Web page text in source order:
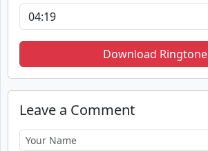
Download Ringtone
Leave a Comment